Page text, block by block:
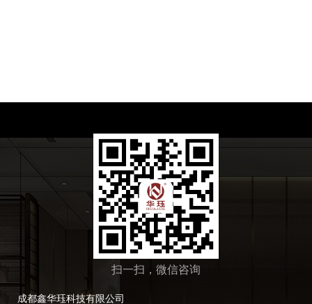
扫一扫，微信咨询
成都鑫华珏科技有限公司